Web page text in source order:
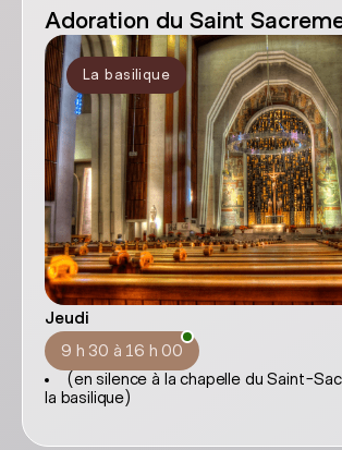
Adoration du Saint
La basilique
Jeudi
9 h 30 à 16 h 00
(en silence à la chapelle du Saint-
la basilique)